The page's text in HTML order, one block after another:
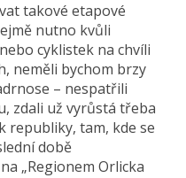
takové etapové
nutno kvůli
cyklistek na chvíli
neměli bychom brzy
– nespatřili
zdali už vyrůstá třeba
republiky, tam, kde se
době
„Regionem Orlicka